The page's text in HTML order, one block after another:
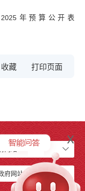
年预算公开表
收藏
网站
府网站
x